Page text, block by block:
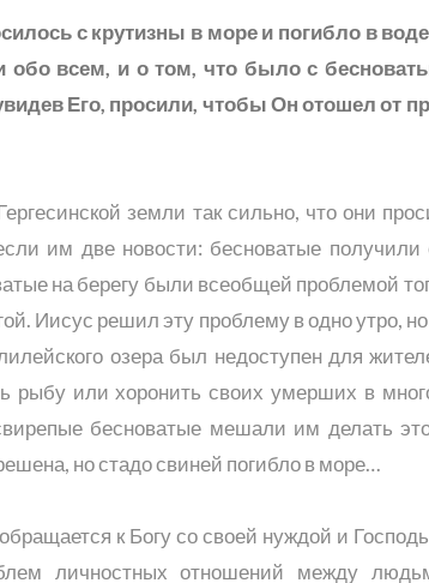
с крутизны в море и погибло в
обо всем, и о том, что было с
Его, просили, чтобы Он отошел от
земли так сильно, что они
им две новости: бесноватые получили
на берегу были всеобщей проблемой
Иисус решил эту проблему в одно утро,
озера был недоступен для
рыбу или хоронить своих умерших в
бесноватые мешали им делать
но стадо свиней погибло в море…
к Богу со своей нуждой и
личностных отношений между